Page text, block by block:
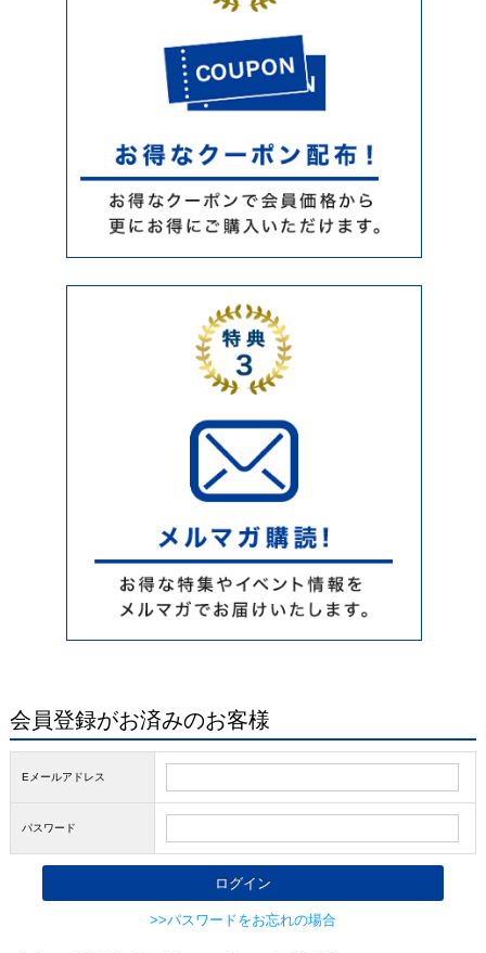
会員登録がお済みのお客様
Eメールアドレス
パスワード
>>パスワードをお忘れの場合